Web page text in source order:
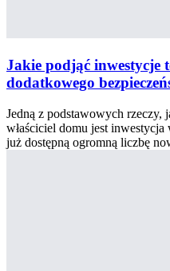
Jakie podjąć inwestycje
dodatkowego
Jedną z podstawowych rzeczy,
właściciel domu jest
już dostępną ogromną liczbę